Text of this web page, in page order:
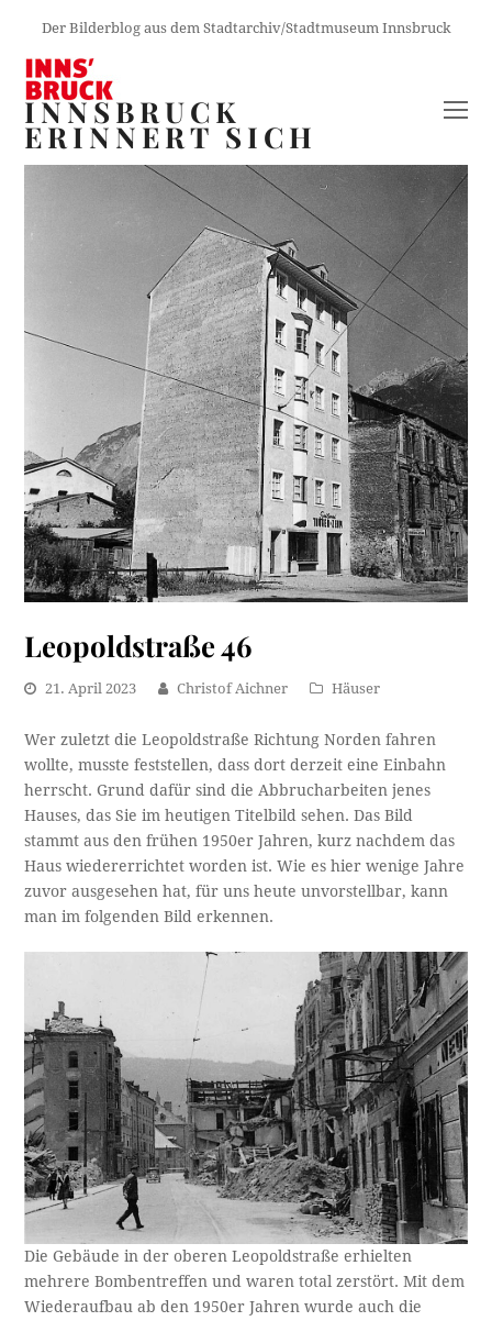
Der Bilderblog aus dem Stadtarchiv/Stadtmuseum Innsbruck
INNSBRUCK
ERINNERT SICH
Leopoldstraße 46
21. April 2023 Christof Aichner Häuser
Wer zuletzt die Leopoldstraße Richtung Norden fahren
wollte, musste feststellen, dass dort derzeit eine Einbahn
herrscht. Grund dafür sind die Abbrucharbeiten jenes
Hauses, das Sie im heutigen Titelbild sehen. Das Bild
stammt aus den frühen 1950er Jahren, kurz nachdem das
Haus wiedererrichtet worden ist. Wie es hier wenige Jahre
zuvor ausgesehen hat, für uns heute unvorstellbar, kann
man im folgenden Bild erkennen.
Die Gebäude in der oberen Leopoldstraße erhielten
mehrere Bombentreffen und waren total zerstört. Mit dem
Wiederaufbau ab den 1950er Jahren wurde auch die